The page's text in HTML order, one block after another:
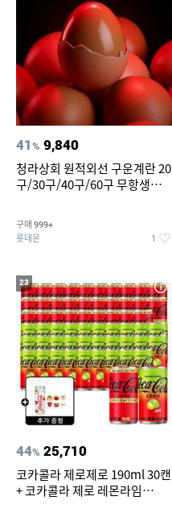
41% 9,840
청라상회 원적외선 구운계란 20
구/30구/40구/60구 무항생제
구매 999+
롯데온 1
23
44% 25,710
코카콜라 제로제로 190ml 30캔
+ 코카콜라 제로 레몬라임